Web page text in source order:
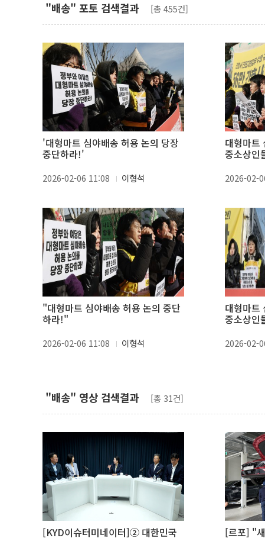
"배송" 포토 검색결과 [총 455건]
'대형마트 심야배송 허용 논의 당장
중단하라!'
2026-02-06 11:08 이형석
대형마트
중소상인
2026-02-
"대형마트 심야배송 허용 논의 중단
하라!"
2026-02-06 11:08 이형석
대형마트
중소상인
2026-02-
"배송" 영상 검색결과 [총 31건]
[KYD이슈터미네이터]② 대한민국 [르포] "